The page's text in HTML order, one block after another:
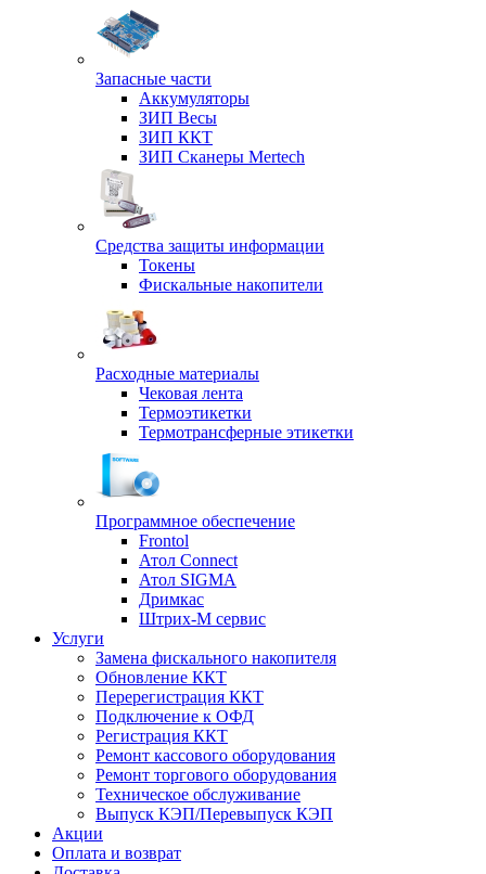
Запасные части
Аккумуляторы
ЗИП Весы
ЗИП ККТ
ЗИП Сканеры Mertech
Средства защиты информации
Токены
Фискальные накопители
Расходные материалы
Чековая лента
Термоэтикетки
Термотрансферные этикетки
Программное обеспечение
Frontol
Атол Connect
Атол SIGMA
Дримкас
Штрих-М сервис
Услуги
Замена фискального накопителя
Обновление ККТ
Перерегистрация ККТ
Подключение к ОФД
Регистрация ККТ
Ремонт кассового оборудования
Ремонт торгового оборудования
Техническое обслуживание
Выпуск КЭП/Перевыпуск КЭП
Акции
Оплата и возврат